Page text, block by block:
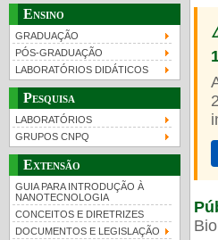
Ensino
GRADUAÇÃO
PÓS-GRADUAÇÃO
LABORATÓRIOS DIDÁTICOS
Pesquisa
LABORATÓRIOS
GRUPOS CNPQ
Extensão
GUIA PARA INTRODUÇÃO À
NANOTECNOLOGIA
CONCEITOS E DIRETRIZES
DOCUMENTOS E LEGISLAÇÃO